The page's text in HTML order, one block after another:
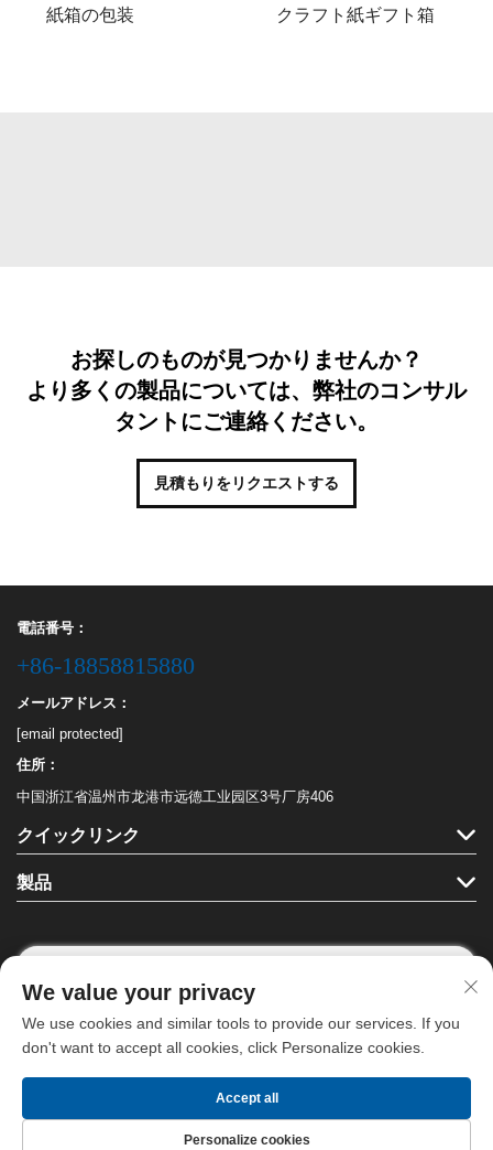
紙箱の包装 クラフト紙ギフト箱
お探しのものが見つかりませんか？
より多くの製品については、弊社のコンサル
タントにご連絡ください。
見積もりをリクエストする
電話番号：
+86-18858815880
メールアドレス：
[email protected]
住所：
中国浙江省温州市龙港市远德工业园区3号厂房406
クイックリンク
製品
フォローする
ーポリシー- わかった
We value your privacy
We use cookies and similar tools to provide our services. If you
don't want to accept all cookies, click Personalize cookies.
Personalize cookies
Accept all